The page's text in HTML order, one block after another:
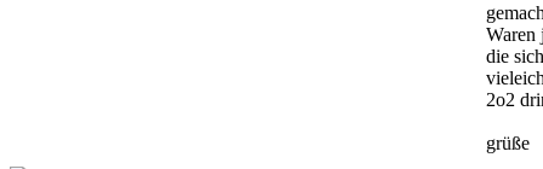
Waren
die
2o2
grüße